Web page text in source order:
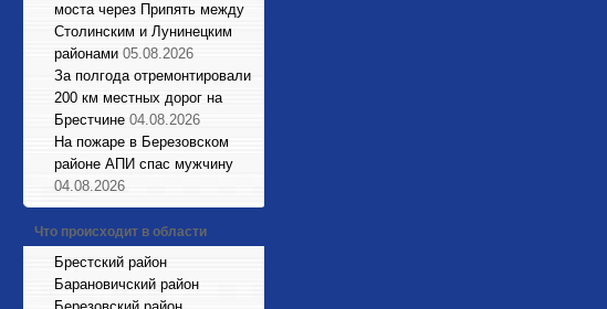
моста через Припять между
Столинским и Лунинецким
районами 05.08.2026
За полгода отремонтировали
200 км местных дорог на
Брестчине 04.08.2026
На пожаре в Березовском
районе АПИ спас мужчину
04.08.2026
Что происходит в области
Брестский район
Барановичский район